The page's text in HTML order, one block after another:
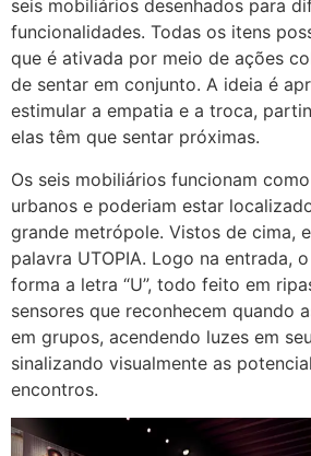
seis mobiliários desenhados para
funcionalidades. Todas os itens
que é ativada por meio de ações
de sentar em conjunto. A ideia é
estimular a empatia e a troca,
elas têm que sentar próximas.
Os seis mobiliários funcionam
urbanos e poderiam estar
grande metrópole. Vistos de cima,
palavra UTOPIA. Logo na entrada,
forma a letra “U”, todo feito em
sensores que reconhecem quando
em grupos, acendendo luzes em
sinalizando visualmente as
encontros.